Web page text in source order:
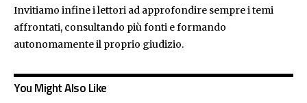
Invitiamo infine i lettori ad approfondire sempre i temi
affrontati, consultando più fonti e formando
autonomamente il proprio giudizio.
You Might Also Like